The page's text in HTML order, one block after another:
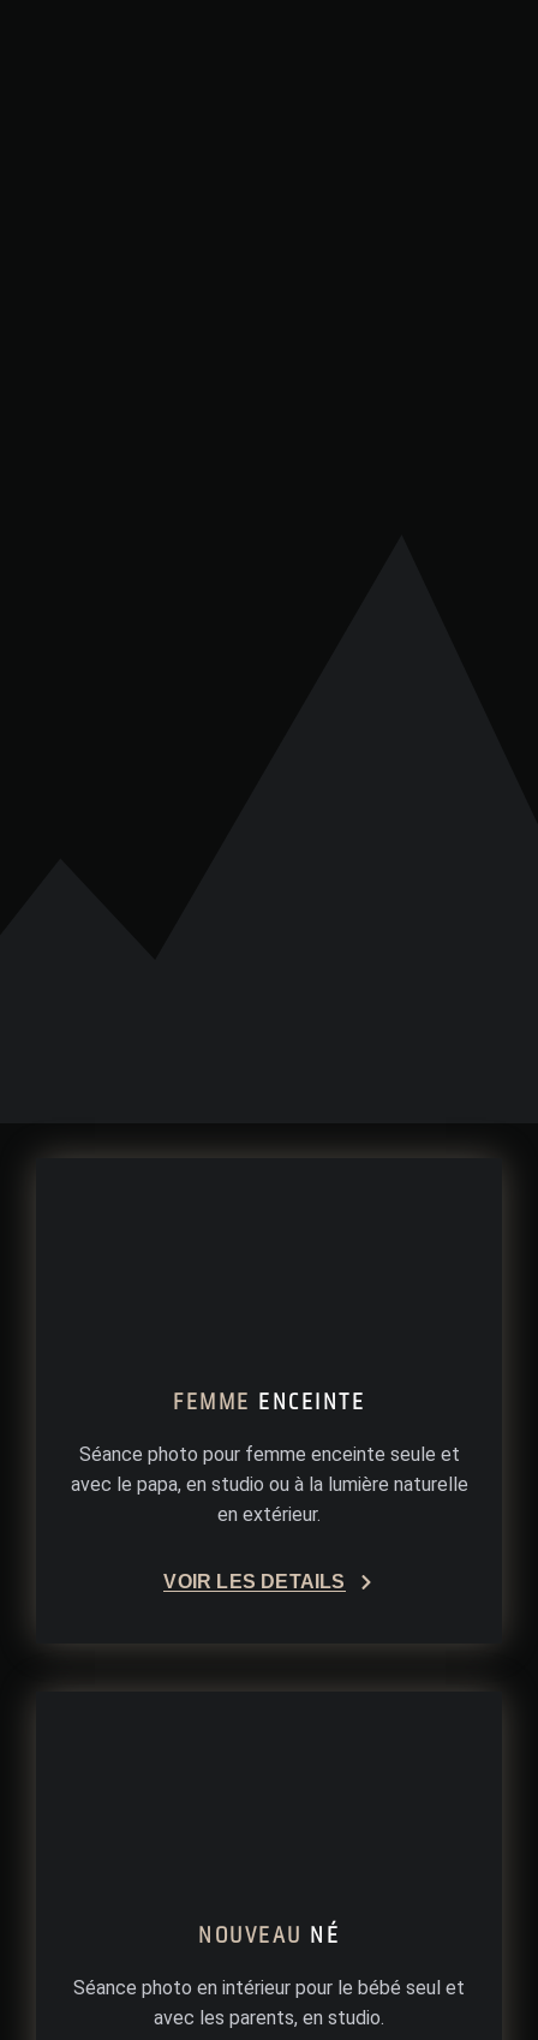
FEMME ENCEINTE
Séance photo pour femme enceinte seule et
avec le papa, en studio ou à la lumière naturelle
en extérieur.
VOIR LES DÉTAILS
NOUVEAU NÉ
Séance photo en intérieur pour le bébé seul et
avec les parents, en studio.